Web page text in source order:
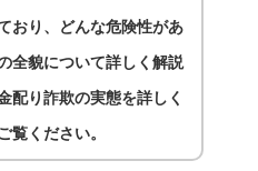
おり、どんな危険性があ
全貌について詳しく解説
配り詐欺の実態を詳しく
覧ください。